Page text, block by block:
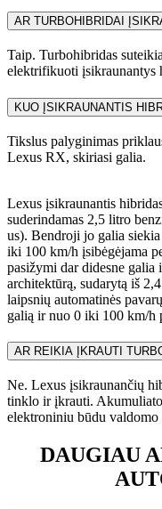
AR TURBOHIBRIDAI
Taip. Turbohibridas
elektrifikuoti įsikraunantys
KUO ĮSIKRAUNANTIS
Tikslus palyginimas
Lexus RX, skiriasi galia.
Lexus įsikraunantis
suderindamas 2,5 litro
us). Bendroji jo galia
iki 100 km/h įsibėgėjama
pasižymi dar didesne
architektūrą, sudarytą iš
laipsnių automatinės
galią ir nuo 0 iki 100 km/h
AR REIKIA ĮKRAUTI
Ne. Lexus įsikraunančių
tinklo ir įkrauti.
elektroniniu būdu valdomo
DAUGIAU